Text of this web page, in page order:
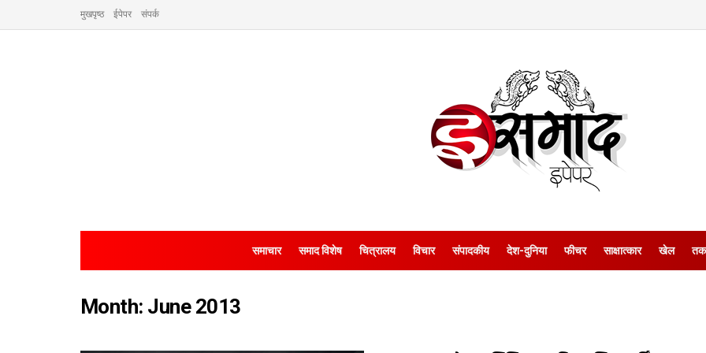
मुखपृष्ठ ईपेपर संपर्क
समाचार समाद विशेष चित्रालय विचार संपादकीय देश-दुनिया फीचर साक्षात्‍कार खेल
Month: June 2013